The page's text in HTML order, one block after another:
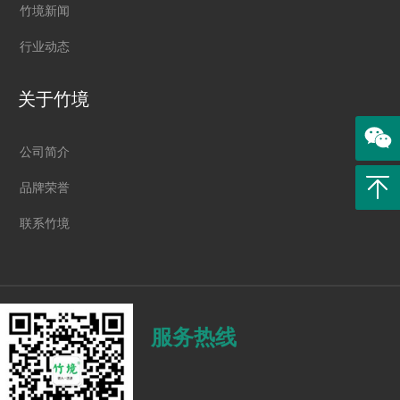
竹境新闻
行业动态
关于竹境
公司简介
品牌荣誉
联系竹境
服务热线
返回